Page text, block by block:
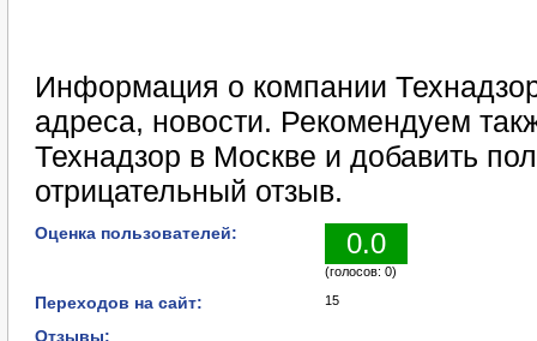
Информация о компании
адреса, новости. Рекомендуем
Технадзор в Москве и добавить
отрицательный отзыв.
Оценка пользователей: 0.0
(голосов: 0)
Переходов на сайт: 15
Отзывы: